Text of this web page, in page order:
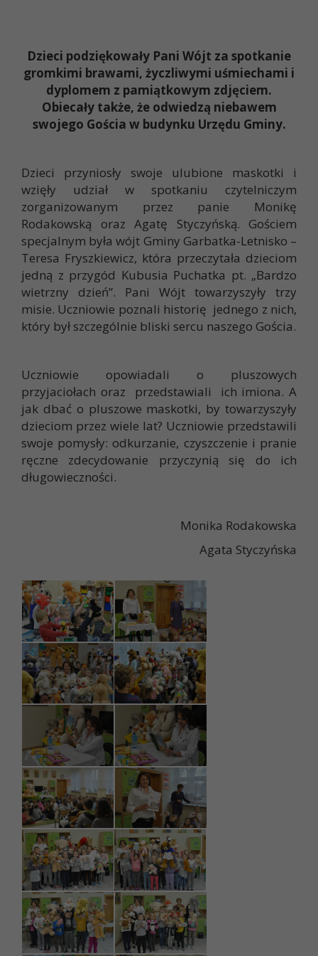
Dzieci podziękowały Pani Wójt za spotkanie
gromkimi brawami, życzliwymi uśmiechami i
dyplomem z pamiątkowym zdjęciem.
Obiecały także, że odwiedzą niebawem
swojego Gościa w budynku Urzędu Gminy.
Dzieci przyniosły swoje ulubione maskotki i
wzięły udział w spotkaniu czytelniczym
zorganizowanym przez panie Monikę
Rodakowską oraz Agatę Styczyńską. Gościem
specjalnym była wójt Gminy Garbatka-Letnisko –
Teresa Fryszkiewicz, która przeczytała dzieciom
jedną z przygód Kubusia Puchatka pt. „Bardzo
wietrzny dzień”. Pani Wójt towarzyszyły trzy
misie. Uczniowie poznali historię jednego z nich,
który był szczególnie bliski sercu naszego Gościa.
Uczniowie opowiadali o pluszowych
przyjaciołach oraz przedstawiali ich imiona. A
jak dbać o pluszowe maskotki, by towarzyszyły
dzieciom przez wiele lat? Uczniowie przedstawili
swoje pomysły: odkurzanie, czyszczenie i pranie
ręczne zdecydowanie przyczynią się do ich
długowieczności.
Monika Rodakowska
Agata Styczyńska